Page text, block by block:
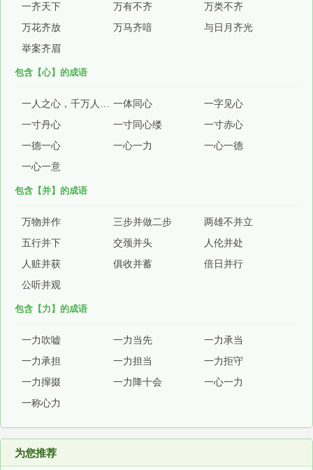
一齐天下
万有不齐
万类不齐
万花齐放
万马齐喑
与日月齐光
举案齐眉
包含【心】的成语
一人之心，千万人之心也 一体同心
一字见心
一寸丹心
一寸同心缕
一寸赤心
一德一心
一心一力
一心一德
一心一意
包含【并】的成语
万物并作 三步并做二步
两雄不并立
五行并下
交颈并头
人伦并处
人赃并获
俱收并蓄
倍日并行
公听并观
包含【力】的成语
一力吹嘘 一力当先
一力承当
一力承担
一力担当
一力拒守
一力撺掇
一力降十会
一心一力
一称心力
为您推荐